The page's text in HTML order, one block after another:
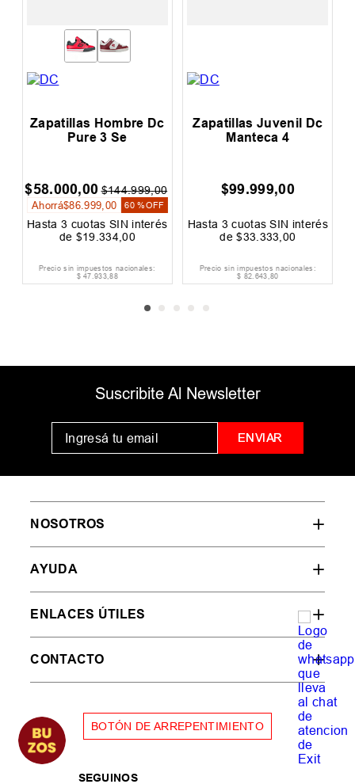
Zapatillas Hombre Dc
Pure 3 Se
$58.000,00 $144.999,00
Ahorrá$86.999 00 60 %OFF
Hasta 3 cuotas SIN interés
de $19 334,00
Precio sin impuestos nacionales:
$ 47.933,88
Zapatillas Juvenil Dc
Manteca 4
$99.999,00
Hasta 3cuotas SIN interés
de$33 333 00
Precio sin impuestos nacionales:
$ 82.643,80
Suscribite Al Newsletter
ENVIAR
NOSOTROS
AYUDA
ENLACES ÚTILES
CONTACTO
BOTÓN DE ARREPENTIMIENTO
SEGUINOS